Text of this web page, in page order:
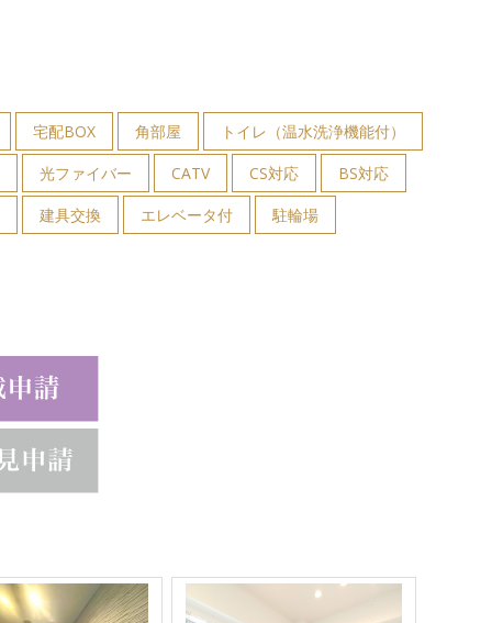
宅配BOX 角部屋
トイレ（温水洗浄機能付）
光ファイバー CATV CS対応
BS対応
建具交換 エレベータ付 駐輪場